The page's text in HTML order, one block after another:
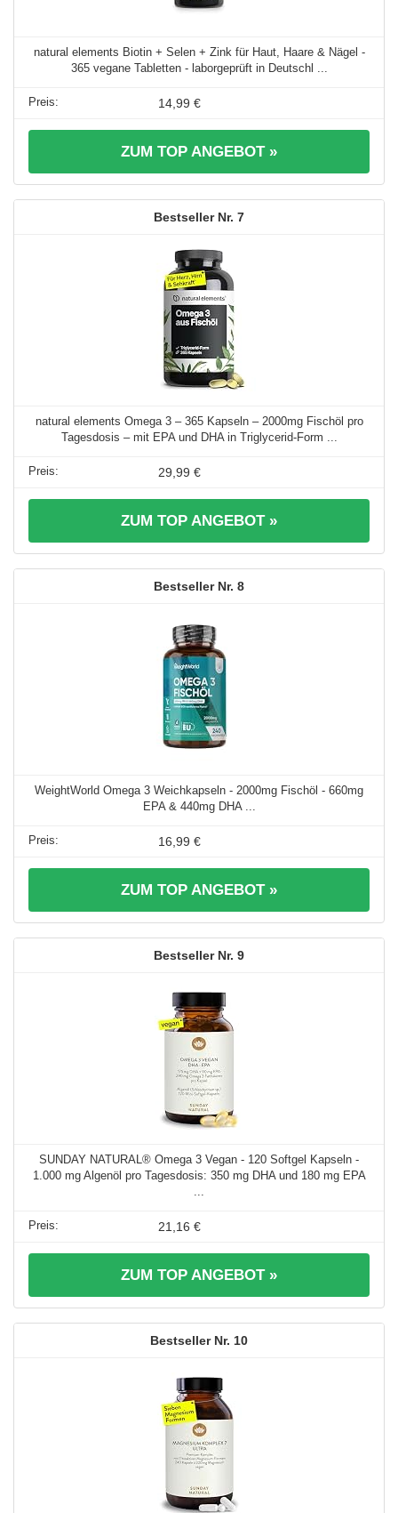
natural elements Biotin + Selen + Zink für Haut, Haare & Nägel -
365 vegane Tabletten - laborgeprüft in Deutschl ...
14,99 €
ZUM TOP ANGEBOT »
7
natural elements Omega 3 – 365 Kapseln – 2000mg Fischöl pro
Tagesdosis – mit EPA und DHA in Triglycerid-Form ...
29,99 €
ZUM TOP ANGEBOT »
8
WeightWorld Omega 3 Weichkapseln - 2000mg Fischöl - 660mg
EPA & 440mg DHA ...
16,99 €
ZUM TOP ANGEBOT »
9
SUNDAY NATURAL® Omega 3 Vegan - 120 Softgel Kapseln -
1.000 mg Algenöl pro Tagesdosis: 350 mg DHA und 180 mg EPA
21,16 €
ZUM TOP ANGEBOT »
10